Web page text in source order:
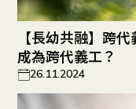
【長幼共融】跨
成為跨代義工？
26.11.2024